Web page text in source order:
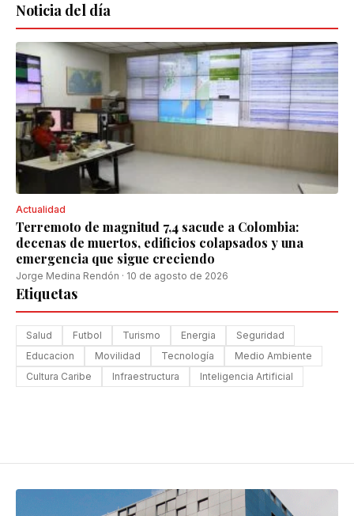
Noticia del día
Actualidad
Terremoto de magnitud 7,4 sacude a Colombia:
decenas de muertos, edificios colapsados y una
emergencia que sigue creciendo
Jorge Medina Rendón · 10 de agosto de 2026
Etiquetas
Salud Futbol Turismo Energia
Seguridad
Educacion
Movilidad Tecnología
Medio Ambiente
Cultura Caribe
Infraestructura Inteligencia Artificial